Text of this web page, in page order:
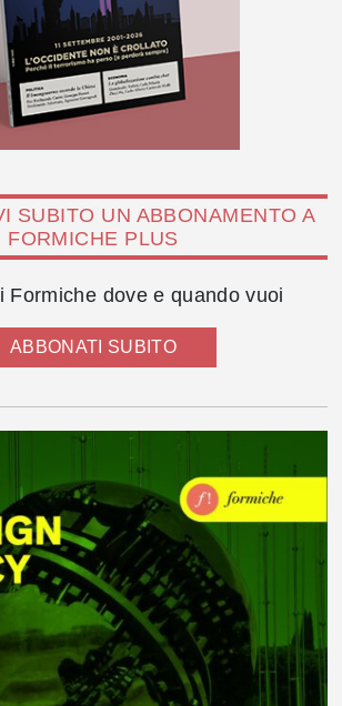
SUBITO UN ABBONAMENTO A
FORMICHE PLUS
Formiche dove e quando vuoi
ABBONATI SUBITO